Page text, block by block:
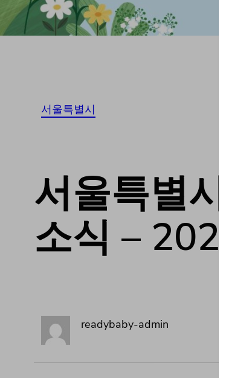
서울특별시
서울특별
소식 –
readybaby-admin